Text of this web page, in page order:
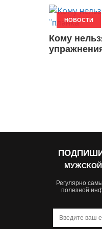
НОВОСТИ
Кому
МУЖСКОЙ
Регулярно
полезной